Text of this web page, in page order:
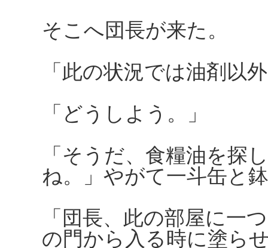
そこへ団長が来た。
「此の状況では油剤以
「どうしよう。」
「そうだ、食糧油を探
ね。」やがて一斗缶と
「団長、此の部屋に一
の門から入る時に塗ら